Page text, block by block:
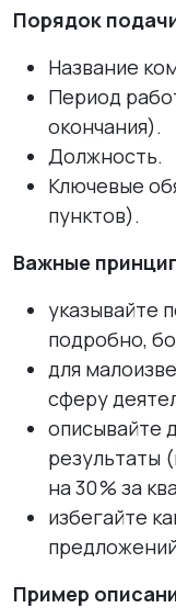
Порядок
Название
Период
окончания).
Должность.
Ключевые
пунктов).
Важные
указывайте
подробно,
для
сферу
описывайте
результаты
на 30 % за
избегайте
Пример